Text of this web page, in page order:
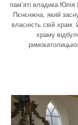
пам’яті владика Юлія
Пєнєнжна, який
власність свій храм.
храму